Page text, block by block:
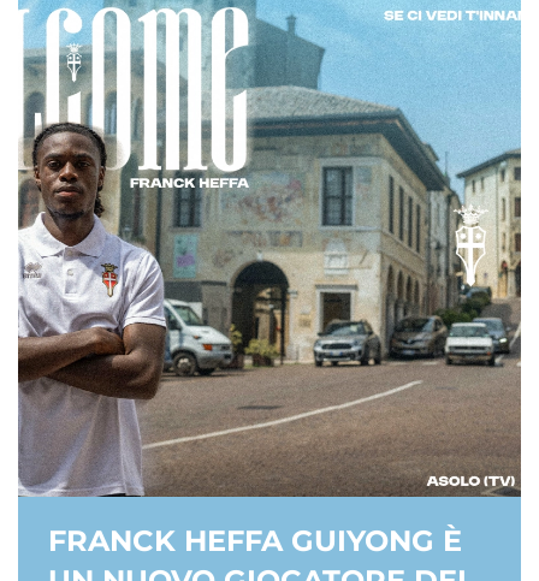
FRANCK HEFFA GUIYONG È